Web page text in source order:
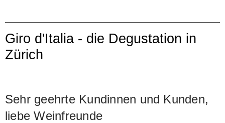
Giro d'Italia - die Degustation in
Zürich
Sehr geehrte Kundinnen und Kunden,
liebe Weinfreunde